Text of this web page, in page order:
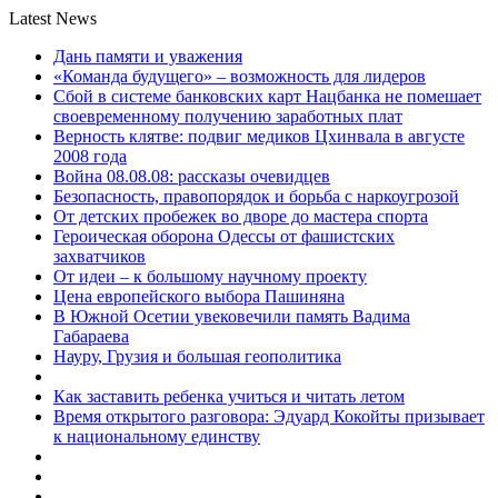
Latest News
Дань памяти и уважения
«Команда будущего» – возможность для лидеров
Сбой в системе банковских карт Нацбанка не помешает
своевременному получению заработных плат
Верность клятве: подвиг медиков Цхинвала в августе
2008 года
Война 08.08.08: рассказы очевидцев
Безопасность, правопорядок и борьба с наркоугрозой
От детских пробежек во дворе до мастера спорта
Героическая оборона Одессы от фашистских
захватчиков
От идеи – к большому научному проекту
Цена европейского выбора Пашиняна
В Южной Осетии увековечили память Вадима
Габараева
Науру, Грузия и большая геополитика
Как заставить ребенка учиться и читать летом
Время открытого разговора: Эдуард Кокойты призывает
к национальному единству